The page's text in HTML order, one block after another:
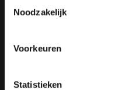
Noodzakelijk
Voorkeuren
Statistieken